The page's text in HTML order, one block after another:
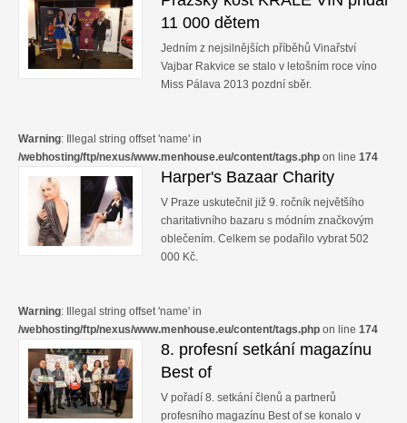
11 000 dětem
Jedním z nejsilnějších příběhů Vinařství
Vajbar Rakvice se stalo v letošním roce víno
Miss Pálava 2013 pozdní sběr.
Warning: Illegal string offset 'name' in
/webhosting/ftp/nexus/www.menhouse.eu/content/tags.php on line 174
Harper's Bazaar Charity
V Praze uskutečnil již 9. ročník největšího
charitativního bazaru s módním značkovým
oblečením. Celkem se podařilo vybrat 502
000 Kč.
Warning: Illegal string offset 'name' in
/webhosting/ftp/nexus/www.menhouse.eu/content/tags.php on line 174
8. profesní setkání magazínu
Best of
V pořadí 8. setkání členů a partnerů
profesního magazínu Best of se konalo v